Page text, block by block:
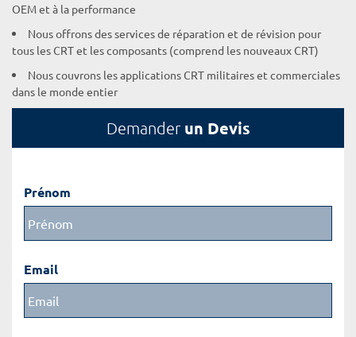
OEM et à la performance
Nous offrons des services de réparation et de révision pour
tous les CRT et les composants (comprend les nouveaux CRT)
Nous couvrons les applications CRT militaires et commerciales
dans le monde entier
Demander un Devis
Prénom
Email